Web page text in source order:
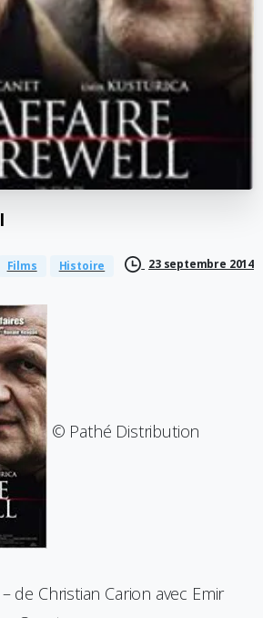
Films Histoire 23 septembre 2014
© Pathé Distribution
de Christian Carion avec Emir